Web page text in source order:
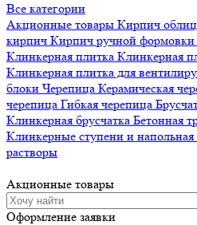
Все категории
Акционные товары Кирпич
кирпич Кирпич ручной формовки
Клинкерная плитка Клинкерная
Клинкерная плитка для
блоки Черепица Керамическая
черепица Гибкая черепица
Клинкерная брусчатка Бетонная
Клинкерные ступени и напольная
растворы
Акционные товары
Оформление заявки